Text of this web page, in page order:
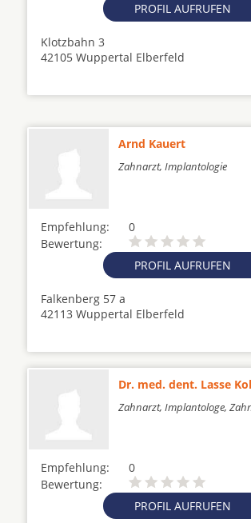
PROFIL AUFRUFEN
Klotzbahn 3
42105 Wuppertal Elberfeld
Arnd Kauert
Zahnarzt, Implantologie
Empfehlung:
0
Bewertung:
PROFIL AUFRUFEN
Falkenberg 57 a
42113 Wuppertal Elberfeld
Dr. med. dent. Lasse
Zahnarzt, Implantologe,
Empfehlung:
0
Bewertung:
PROFIL AUFRUFEN